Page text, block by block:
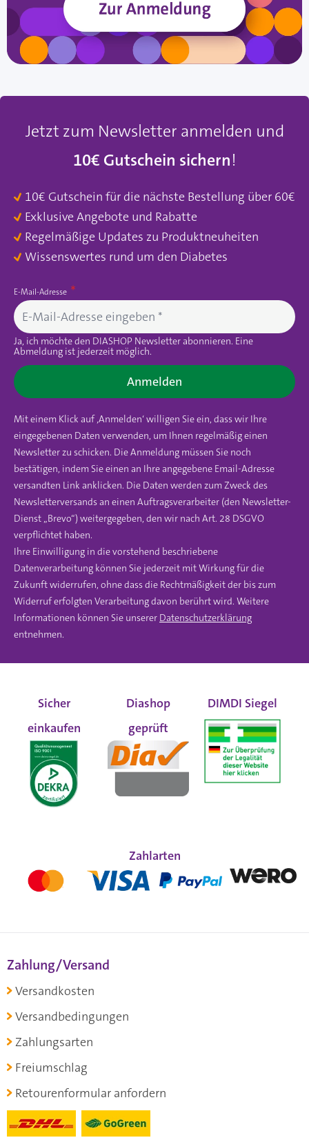
Jetzt zum Newsletter anmelden und
10€ Gutschein sichern!
10€ Gutschein für die nächste Bestellung über 60€
Exklusive Angebote und Rabatte
Regelmäßige Updates zu Produktneuheiten
Wissenswertes rund um den Diabetes
E-Mail-Adresse
Ja, ich möchte den DIASHOP Newsletter abonnieren. Eine
Abmeldung ist jederzeit möglich.
Anmelden
Mit einem Klick auf ‚Anmelden‘ willigen Sie ein, dass wir Ihre
eingegebenen Daten verwenden, um Ihnen regelmäßig einen
Newsletter zu schicken. Die Anmeldung müssen Sie noch
bestätigen, indem Sie einen an Ihre angegebene Email-Adresse
versandten Link anklicken. Die Daten werden zum Zweck des
Newsletterversands an einen Auftragsverarbeiter (den Newsletter-
Dienst „Brevo“) weitergegeben, den wir nach Art. 28 DSGVO
verpflichtet haben.
Ihre Einwilligung in die vorstehend beschriebene
Datenverarbeitung können Sie jederzeit mit Wirkung für die
Zukunft widerrufen, ohne dass die Rechtmäßigkeit der bis zum
Widerruf erfolgten Verarbeitung davon berührt wird. Weitere
Informationen können Sie unserer Datenschutzerklärung
entnehmen.
Sicher
einkaufen
Diashop
geprüft
DIMDI Siegel
Zahlarten
Zahlung/Versand
Versandkosten
Versandbedingungen
Zahlungsarten
Freiumschlag
Retourenformular anfordern